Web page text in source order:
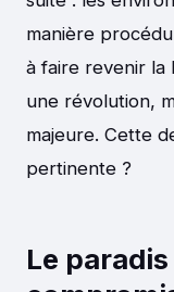
manière
à faire revenir la
une révolution,
majeure. Cette
pertinente ?
Le paradis